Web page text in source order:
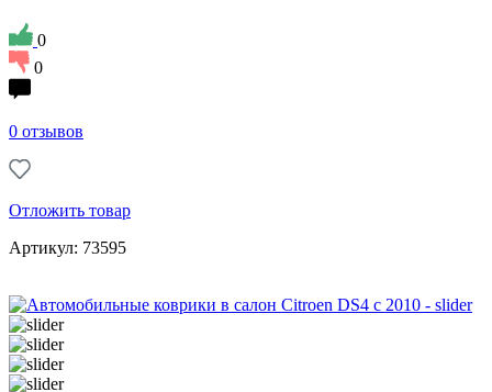
0
0
0 отзывов
Отложить товар
Артикул: 73595